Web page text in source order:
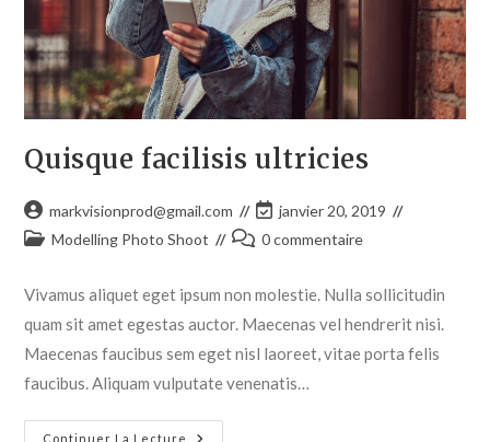
Quisque facilisis ultricies
markvisionprod@gmail.com
janvier 20, 2019
Modelling Photo Shoot
0 commentaire
Vivamus aliquet eget ipsum non molestie. Nulla sollicitudin
quam sit amet egestas auctor. Maecenas vel hendrerit nisi.
Maecenas faucibus sem eget nisl laoreet, vitae porta felis
faucibus. Aliquam vulputate venenatis…
Continuer La Lecture